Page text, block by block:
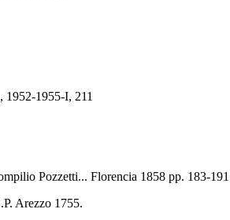
1952-1955-I, 211
Pozzetti... Florencia 1858 pp. 183-191
Arezzo 1755.